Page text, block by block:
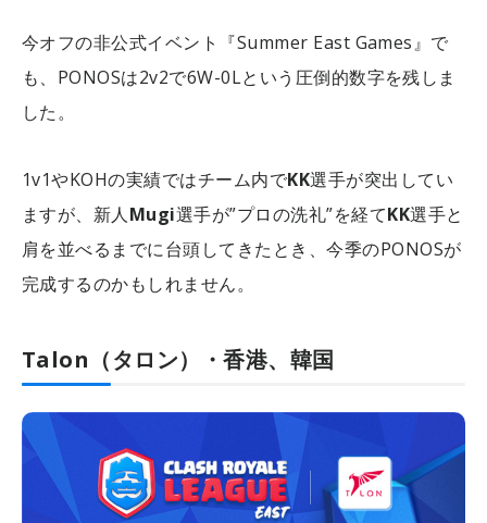
今オフの非公式イベント『Summer East Games』で
も、PONOSは2v2で6W-0Lという圧倒的数字を残しま
した。
1v1やKOHの実績ではチーム内でKK選手が突出してい
ますが、新人Mugi選手が”プロの洗礼”を経てKK選手と
肩を並べるまでに台頭してきたとき、今季のPONOSが
完成するのかもしれません。
Talon（タロン）・香港、韓国